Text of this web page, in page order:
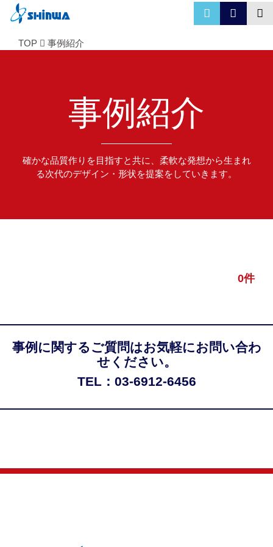
TOP 事例紹介
事例紹介
確かな品質作りを目指すと共に、柔軟な発想から生まれ
る次代のデザイン・形状を提案をしていきます。
0件
事例に関するご質問はお気軽にお問い合わ
せください。
TEL：03-6912-6456